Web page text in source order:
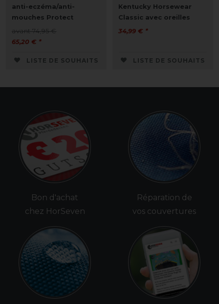
anti-eczéma/anti-
mouches Protect
avant 74,95 €
65,20 € *
LISTE DE SOUHAITS
Kentucky Horsewear
Classic avec oreilles
34,99 € *
LISTE DE SOUHAITS
Bon d'achat
chez HorSeven
Réparation de
vos couvertures